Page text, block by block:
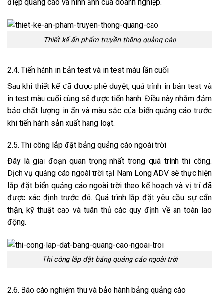
điệp quảng cáo và hình ảnh của doanh nghiệp.
Thiết kế ấn phẩm truyền thông quảng cáo
2.4. Tiến hành in bản test và in test màu lần cuối
Sau khi thiết kế đã được phê duyệt, quá trình in bản test và
in test màu cuối cùng sẽ được tiến hành. Điều này nhằm đảm
bảo chất lượng in ấn và màu sắc của biển quảng cáo trước
khi tiến hành sản xuất hàng loạt.
2.5. Thi công lắp đặt bảng quảng cáo ngoài trời
Đây là giai đoạn quan trọng nhất trong quá trình thi công.
Dịch vụ quảng cáo ngoài trời tại Nam Long ADV sẽ thực hiện
lắp đặt biển quảng cáo ngoài trời theo kế hoạch và vị trí đã
được xác định trước đó. Quá trình lắp đặt yêu cầu sự cẩn
thận, kỹ thuật cao và tuân thủ các quy định về an toàn lao
động.
Thi công lắp đặt bảng quảng cáo ngoài trời
2.6. Báo cáo nghiệm thu và bảo hành bảng quảng cáo